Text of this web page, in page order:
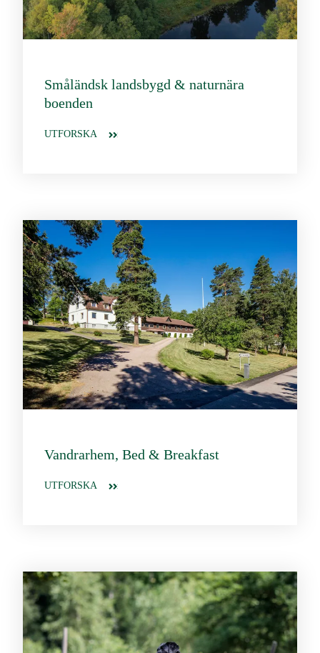
Småländsk landsbygd & naturnära
boenden
UTFORSKA
Vandrarhem, Bed & Breakfast
UTFORSKA